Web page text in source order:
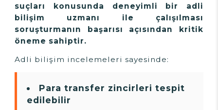
suçları konusunda deneyimli bir adli
bilişim uzmanı ile çalışılması
soruşturmanın başarısı açısından kritik
öneme sahiptir.
Adli bilişim incelemeleri sayesinde:
Para transfer zincirleri tespit
edilebilir